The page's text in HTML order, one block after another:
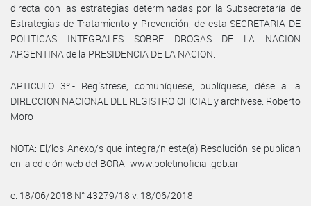
directa con las estrategias determinadas por la Subsecretaría de
Estrategias de Tratamiento y Prevención, de esta SECRETARIA DE
POLITICAS INTEGRALES SOBRE DROGAS DE LA NACION
ARGENTINA de la PRESIDENCIA DE LA NACION.
ARTICULO 3º.- Regístrese, comuníquese, publíquese, dése a la
DIRECCION NACIONAL DEL REGISTRO OFICIAL y archívese. Roberto
Moro
NOTA: El/los Anexo/s que integra/n este(a) Resolución se publican
en la edición web del BORA -www.boletinoficial.gob.ar-
e. 18/06/2018 N° 43279/18 v. 18/06/2018